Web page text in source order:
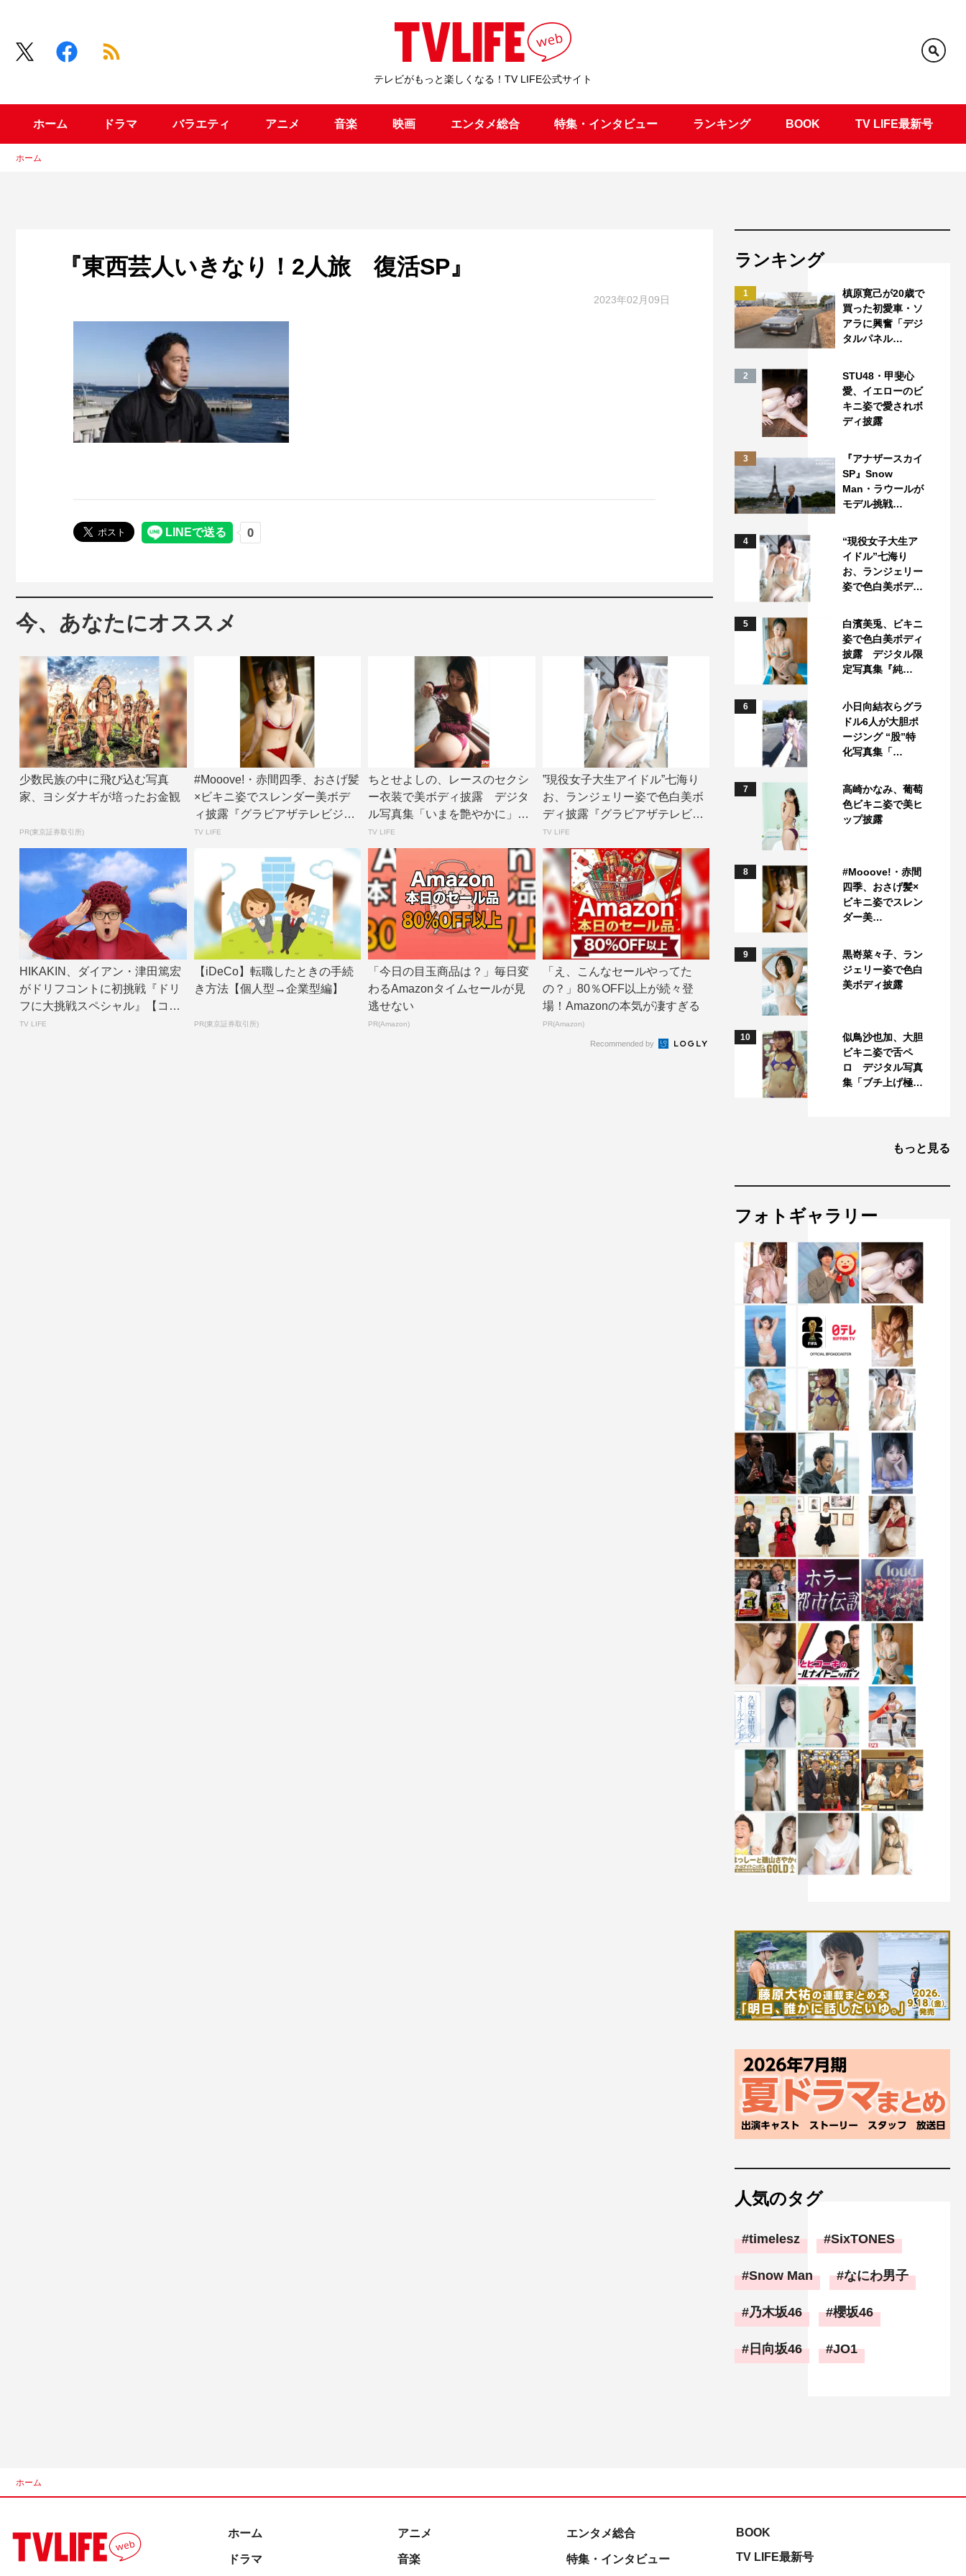
テレビがもっと楽しくなる！TV LIFE公式サイト
ホーム ドラマ バラエティ アニメ 音楽 映画 エンタメ総合 特集・インタビュー ランキング BOOK TV LIFE最新号
ホーム
『東西芸人いきなり！2人旅 復活SP』
2023年02月09日
今、あなたにオススメ
少数民族の中に飛び込む写真
家、ヨシダナギが培ったお金観
PR(東京証券取引所)
#Mooove!・赤間四季、おさげ髪
×ビキニ姿でスレンダー美ボデ
ィ披露『グラビアザテレビジョ
ン』アザ...
TV LIFE
ちとせよしの、レースのセクシ
ー衣装で美ボディ披露 デジタ
ル写真集「いまを艶やかに」誌
面カット公開 |...
TV LIFE
”現役女子大生アイドル”七海り
お、ランジェリー姿で色白美ボ
ディ披露『グラビアザテレビジ
ョン』アザーカ...
TV LIFE
HIKAKIN、ダイアン・津田篤宏
がドリフコントに初挑戦『ドリ
フに大挑戦スペシャル』【コメ
ントあり】...
TV LIFE
【iDeCo】転職したときの手続
き方法【個人型→企業型編】
PR(東京証券取引所)
「今日の目玉商品は？」毎日変
わるAmazonタイムセールが見
逃せない
PR(Amazon)
「え、こんなセールやってた
の？」80％OFF以上が続々登
場！Amazonの本気が凄すぎる
PR(Amazon)
Recommended by
ランキング
1
槙原寛己が20歳で
買った初愛車・ソ
アラに興奮「デジ
タルパネル…
2
STU48・甲斐心
愛、イエローのビ
キニ姿で愛されボ
ディ披露
3
『アナザースカイ
SP』Snow
Man・ラウールが
モデル挑戦…
4
“現役女子大生ア
イドル”七海り
お、ランジェリー
姿で色白美ボデ…
5
白濱美兎、ビキニ
姿で色白美ボディ
披露 デジタル限
定写真集『純…
6
小日向結衣らグラ
ドル6人が大胆ポ
ージング “股”特
化写真集「…
7
高崎かなみ、葡萄
色ビキニ姿で美ヒ
ップ披露
8
#Mooove!・赤間
四季、おさげ髪×
ビキニ姿でスレン
ダー美…
9
黒嵜菜々子、ラン
ジェリー姿で色白
美ボディ披露
10
似鳥沙也加、大胆
ビキニ姿で舌ペ
ロ デジタル写真
集「ブチ上げ極…
もっと見る
フォトギャラリー
人気のタグ
timelesz SixTONES
Snow Man なにわ男子
乃木坂46 櫻坂46
日向坂46 JO1
ホーム
ホーム
ドラマ
アニメ
音楽
エンタメ総合
特集・インタビュー
BOOK
TV LIFE最新号